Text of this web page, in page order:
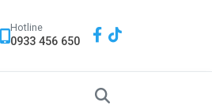
Hotline
0933 456 650